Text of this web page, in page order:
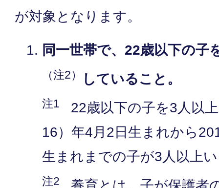
が対象となります。
同一世帯で、22歳以下の子
（注2） していること。
注1 22歳以下の子を3人以
16）年4月2日生まれから
生まれまでの子が3人以上
注2